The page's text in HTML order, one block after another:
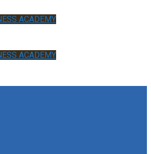
ACADEMY
ACADEMY